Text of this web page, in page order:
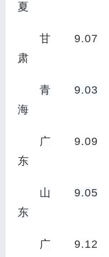
夏
甘
肃
9.07
青
海
9.03
广
东
9.09
山
东
9.05
广
9.12